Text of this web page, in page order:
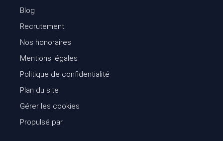
Blog
Recrutement
Nos honoraires
Mentions légales
Politique de confidentialité
Plan du site
Gérer les cookies
Propulsé par